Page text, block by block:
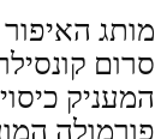
מותג האיפור
סרום
המעניק
פורמולה